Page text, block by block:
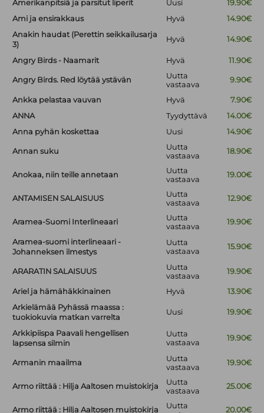
Amerikanpitsiä ja parsitut liperit Uusi
19.90€
Ami ja ensirakkaus
Hyvä
14.90€
Anakin haudat (Perettin seikkailusarja
3)
Hyvä 14.90€
Angry Birds - Naamarit Hyvä 11.90€
Angry Birds. Red löytää ystävän
Uutta
vastaava
9.90€
Ankka pelastaa vauvan Hyvä
7.90€
ANNA
Tyydyttävä
14.00€
Anna pyhän koskettaa
Uusi 14.90€
Annan suku
Uutta
vastaava
18.90€
Anokaa, niin teille annetaan
Uutta
vastaava
19.00€
ANTAMISEN SALAISUUS
Uutta
vastaava
12.90€
Aramea-Suomi Interlineaari
Uutta
vastaava
19.90€
Aramea-suomi interlineaari -
Johanneksen ilmestys
Uutta
vastaava
15.90€
ARARATIN SALAISUUS
Uutta
vastaava
19.90€
Ariel ja hämähäkkinainen Hyvä
13.90€
Arkielämää Pyhässä maassa :
tuokiokuvia matkan varrelta
Uusi 19.90€
Arkkipiispa Paavali hengellisen
lapsensa silmin
Uutta
vastaava
19.90€
Armanin maailma
Uutta
vastaava
19.90€
Armo riittää : Hilja Aaltosen muistokirja
Uutta
vastaava
25.00€
Armo riittää : Hilja Aaltosen muistokirja
Uutta
20.00€